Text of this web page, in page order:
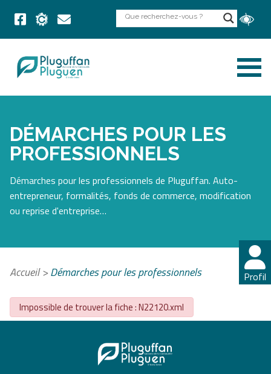
DÉMARCHES POUR LES
PROFESSIONNELS
Démarches pour les professionnels de Pluguffan. Auto-
entrepreneur, formalités, fonds de commerce, modification
ou reprise d'entreprise…
Profil
Accueil>Démarches pour les professionnels
Impossible de trouver la fiche : N22120.xml